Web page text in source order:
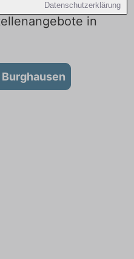
Datenschutzerklärung
Burghausen:
in